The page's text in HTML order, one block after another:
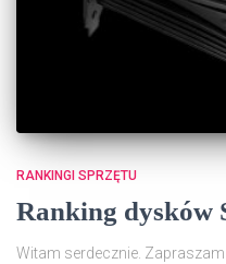
RANKINGI SPRZĘTU
Ranking dysków
Witam serdecznie.